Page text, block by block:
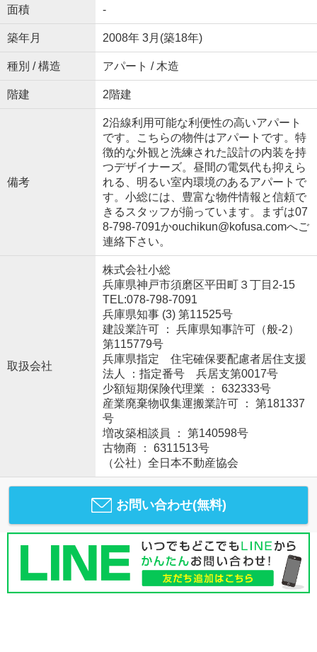
面積 -
築年月 2008年 3月(築18年)
種別 / 構造 アパート / 木造
階建 2階建
備考
2沿線利用可能な利便性の高いアパート
です。こちらの物件はアパートです。特
徴的な外観と洗練された設計の内装を持
つデザイナーズ。昼間の電気代も抑えら
れる、明るい室内環境のあるアパートで
す。小総には、豊富な物件情報と信頼で
きるスタッフが揃っています。まずは07
8-798-7091かouchikun@kofusa.comへご
連絡下さい。
取扱会社
株式会社小総
兵庫県神戸市須磨区平田町３丁目2-15
TEL:078-798-7091
兵庫県知事 (3) 第11525号
建設業許可 ： 兵庫県知事許可（般-2）
第115779号
兵庫県指定 住宅確保要配慮者居住支援
法人 ：指定番号 兵居支第0017号
少額短期保険代理業 ： 632333号
産業廃棄物収集運搬業許可 ： 第181337
号
増改築相談員 ： 第140598号
古物商 ： 6311513号
（公社）全日本不動産協会
お問い合わせ(無料)